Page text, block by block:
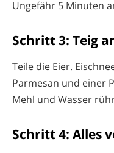
Ungefähr 5 Minuten
Schritt 3: Teig
Teile die Eier.
Parmesan und einer
Mehl und Wasser
Schritt 4: Alles